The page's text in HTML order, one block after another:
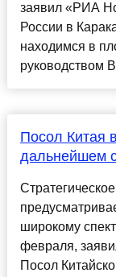
заявил «РИА
России в
находимся в
руководством
Посол Китая
дальнейшем
широкому
февраля,
Посол